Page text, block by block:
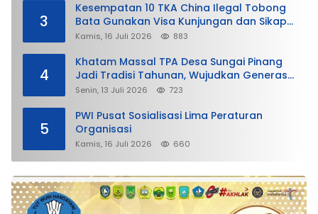
3
Kesempatan 10 TKA China Ilegal Tobong
Bata Gunakan Visa Kunjungan dan Sikap
Lunak Ditjen Imigrasi Kepri?
Kamis, 16 Juli 2026 883
4
Khatam Massal TPA Desa Sungai Pinang
Jadi Tradisi Tahunan, Wujudkan Generasi
Qurani
Senin, 13 Juli 2026 723
5
PWI Pusat Sosialisasi Lima Peraturan
Organisasi
Kamis, 16 Juli 2026 660